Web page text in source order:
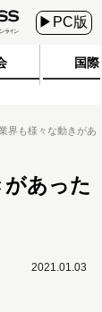
▶PC版
国際
界も様々な動きがあ
あった
2021.01.03